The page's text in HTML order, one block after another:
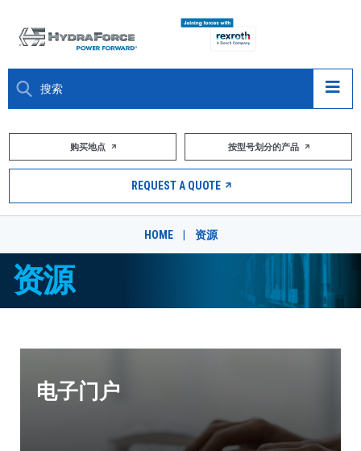
大约关于
市场
资源
职业
购买地点
按型号划分的产品
购买地点 按型号划分的产品
REQUEST A QUOTE
HOME 资源
资源
电子门户